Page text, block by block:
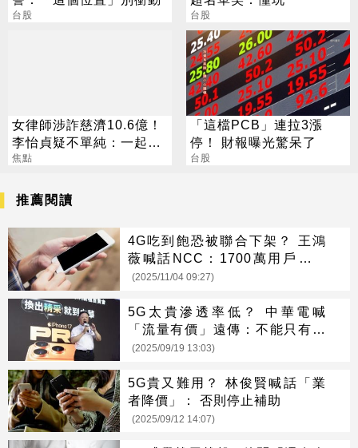
台股 台股
女律師涉詐慈濟10.6億！
李怡貞疑不單純：一起洗
錢？
焦點
「這檔PCB」連拉3漲
停！ 財報曝光驚呆了
台股
推薦閱讀
4G吃到飽恐被聯合下架？ 王鴻
薇喊話NCC：1700萬用戶資費
恐暴增
(2025/11/04 09:27)
5G太貴滲透率低？ 中華電喊
「流量有價」遠傳：不能只有電
信費不漲
(2025/09/19 13:03)
5G貴又難用？ 林俊賢喊話「業
者降價」： 否則停止補助
(2025/09/12 14:07)